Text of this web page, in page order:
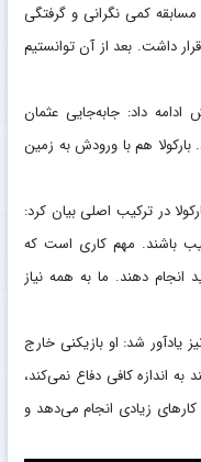
کمی نگرانی و گرفتگی
داشت. بعد از آن توانستیم
ادامه داد: جابه‌جایی عثمان
بارکولا هم با ورودش به زمین
در ترکیب اصلی بیان کرد:
باشند. مهم کاری است که
انجام دهند. ما به همه نیاز
یادآور شد: او بازیکنی خارج
اندازه کافی دفاع نمی‌کند،
کارهای زیادی انجام می‌دهد و